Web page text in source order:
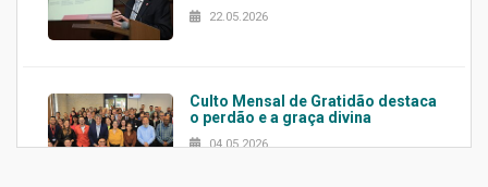
22.05.2026
Culto Mensal de Gratidão destaca
o perdão e a graça divina
04.05.2026